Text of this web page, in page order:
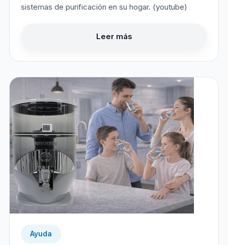
sistemas de purificación en su hogar. (youtube)
Leer más
Ayuda